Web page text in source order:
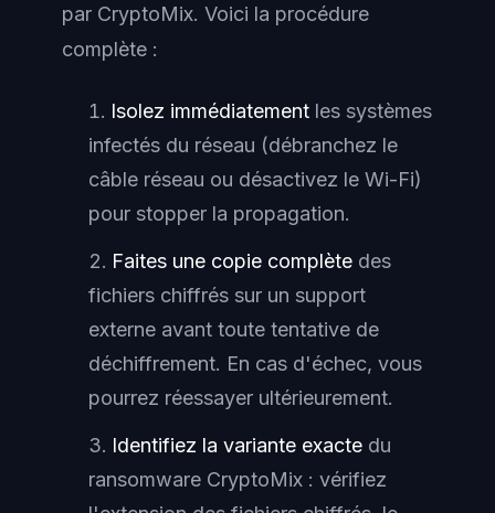
par CryptoMix. Voici la procédure
complète :
Isolez immédiatement les systèmes
infectés du réseau (débranchez le
câble réseau ou désactivez le Wi-Fi)
pour stopper la propagation.
Faites une copie complète des
fichiers chiffrés sur un support
externe avant toute tentative de
déchiffrement. En cas d'échec, vous
pourrez réessayer ultérieurement.
Identifiez la variante exacte du
ransomware CryptoMix : vérifiez